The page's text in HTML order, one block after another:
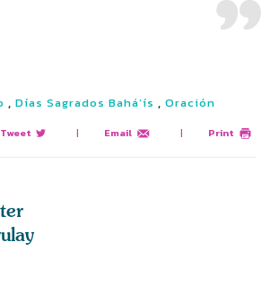
,Días Sagrados Bahá’ís ,Oración
Tweet | Email | Print